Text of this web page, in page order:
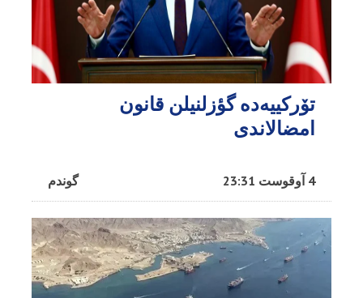
تۆرکییه‌ده گؤزلنیلن قانون
امضالاندی
گوندم 4 آوقوست 23:31